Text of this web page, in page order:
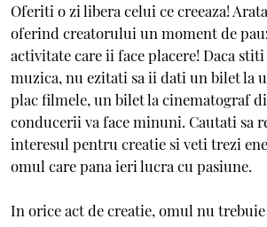
Oferiti o zi libera celui ce creeaza!
oferind creatorului un moment de
activitate care ii face placere! Daca
muzica, nu ezitati sa ii dati un bilet la
plac filmele, un bilet la cinematograf
conducerii va face minuni. Cautati sa
interesul pentru creatie si veti trezi
omul care pana ieri lucra cu pasiune.
In orice act de creatie, omul nu trebuie